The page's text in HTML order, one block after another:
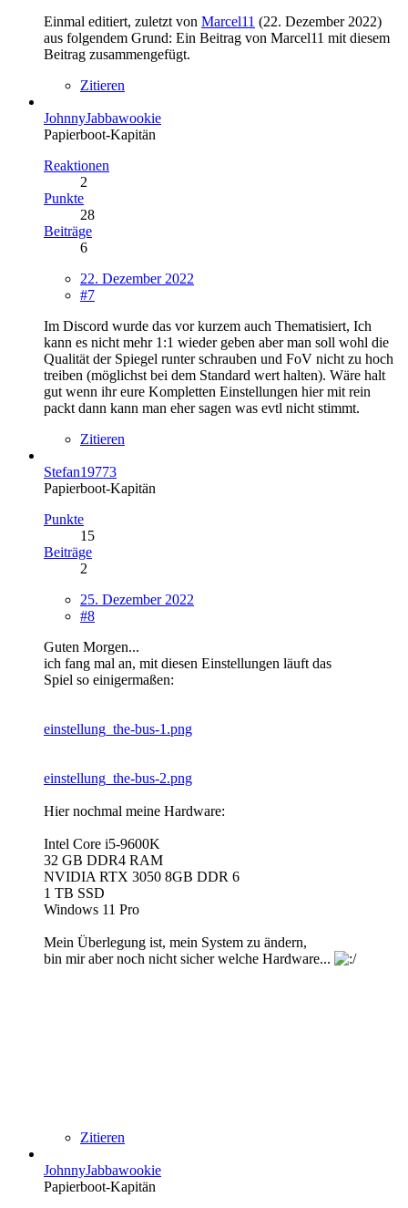
Einmal editiert, zuletzt von Marcel11 (22. Dezember 2022)
aus folgendem Grund: Ein Beitrag von Marcel11 mit diesem
Beitrag zusammengefügt.
Zitieren
JohnnyJabbawookie
Papierboot-Kapitän
Reaktionen
2
Punkte
28
Beiträge
6
22. Dezember 2022
#7
Im Discord wurde das vor kurzem auch Thematisiert, Ich
kann es nicht mehr 1:1 wieder geben aber man soll wohl die
Qualität der Spiegel runter schrauben und FoV nicht zu hoch
treiben (möglichst bei dem Standard wert halten). Wäre halt
gut wenn ihr eure Kompletten Einstellungen hier mit rein
packt dann kann man eher sagen was evtl nicht stimmt.
Zitieren
Stefan19773
Papierboot-Kapitän
Punkte
15
Beiträge
2
25. Dezember 2022
#8
Guten Morgen...
ich fang mal an, mit diesen Einstellungen läuft das
Spiel so einigermaßen:
einstellung_the-bus-1.png
einstellung_the-bus-2.png
Hier nochmal meine Hardware:
Intel Core i5-9600K
32 GB DDR4 RAM
NVIDIA RTX 3050 8GB DDR 6
1 TB SSD
Windows 11 Pro
Mein Überlegung ist, mein System zu ändern,
bin mir aber noch nicht sicher welche Hardware...
Zitieren
JohnnyJabbawookie
Papierboot-Kapitän